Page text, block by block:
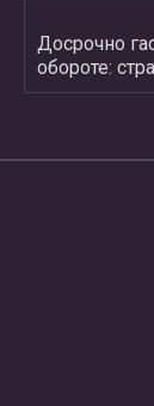
Досрочно
обороте: